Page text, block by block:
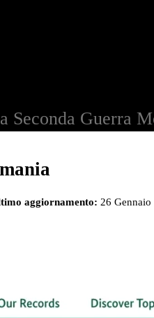
Seconda Guerra
aggiornamento: 26 Gennaio